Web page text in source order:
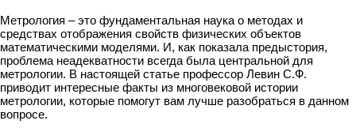
Метрология – это фундаментальная наука о методах и
средствах отображения свойств физических объектов
математическими моделями. И, как показала предыстория,
проблема неадекватности всегда была центральной для
метрологии. В настоящей статье профессор Левин С.Ф.
приводит интересные факты из многовековой истории
метрологии, которые помогут вам лучше разобраться в данном
вопросе.